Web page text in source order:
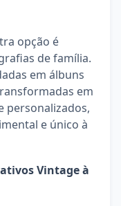
opção é
de família.
em álbuns
em
personalizados,
e único à
Vintage à